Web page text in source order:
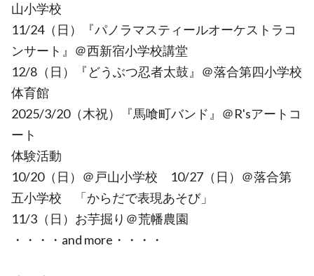
山小学校
11/24（日）『パノラマスティールオーケストラコ
ンサート』＠西新宿小学校講堂
12/8（日）『どうぶつ忍者太鼓』＠落合第四小学校
体育館
2025/3/20（木祝）『馬喰町バンド』＠R'sアートコ
ート
体験活動
10/20（日）＠戸山小学校 10/27（日）＠落合第
五小学校 「からだで表現あそび」
11/3（日）お芋掘り＠荒幡農園
・・・・and more・・・・